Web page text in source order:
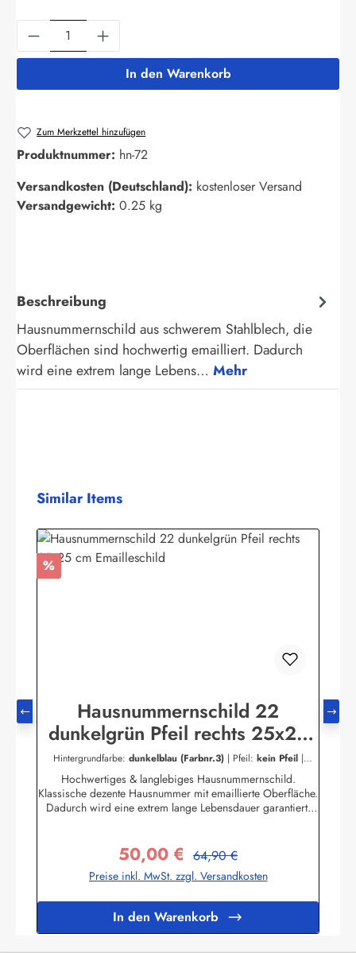
Produkt Anzahl: Gib den gewünschten
In den Warenkorb
Zum Merkzettel hinzufügen
Produktnummer: hn-72
Versandkosten (Deutschland): kostenloser Versand
Versandgewicht: 0.25 kg
Beschreibung
Hausnummernschild aus schwerem Stahlblech, die
Oberflächen sind hochwertig emailliert. Dadurch
wird eine extrem lange Lebens… Mehr
Produktgalerie überspringen
Similar Items
Rabatt
%
Hausnummernschild 22
dunkelgrün Pfeil rechts 25x25
cm Emailleschild
Hintergrundfarbe: dunkelblau (Farbnr.3) | Pfeil: kein Pfeil |
Hochwertiges & langlebiges Hausnummernschild.
Klassische dezente Hausnummer mit emaillierte Oberfläche.
Dadurch wird eine extrem lange Lebensdauer garantiert!
Wetterbedingungen wie Hitze und Frost über viele Jahre
stand! Nicht das passende dabei? Sie sind auf der Suche
nach genau diesem Schild nur in einer anderen Farbe oder
Sie Ihr Persönliches Hausnummernschild an.Zum
KontaktformularHier geht's zu unserem Konfigurator für
Emaille Schilder mit Wunschtext
Verkaufspreis:
50,00 € Regulärer Preis:
64,90 €
Preise inkl. MwSt. zzgl. Versandkosten
In den Warenkorb